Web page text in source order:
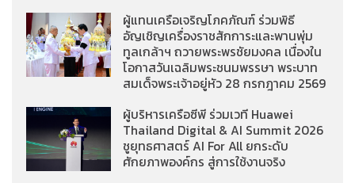
ผู้แทนเครือเจริญโภคภัณฑ์ ร่วมพิธี
อัญเชิญเครื่องราชสักการะและพานพุ่ม
ทูลเกล้าฯ ถวายพระพรชัยมงคล เนื่องใน
โอกาสวันเฉลิมพระชนมพรรษา พระบาท
สมเด็จพระเจ้าอยู่หัว 28 กรกฎาคม 2569
ผู้บริหารเครือซีพี ร่วมเวที Huawei
Thailand Digital & AI Summit 2026
ชูยุทธศาสตร์ AI For All ยกระดับ
ศักยภาพองค์กร สู่การใช้งานจริง